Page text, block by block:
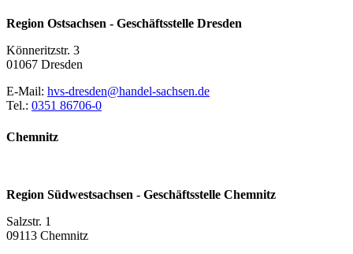
Region Ostsachsen - Geschäftsstelle Dresden
Könneritzstr. 3
01067 Dresden
E-Mail: hvs-dresden@handel-sachsen.de
Tel.: 0351 86706-0
Chemnitz
Region Südwestsachsen - Geschäftsstelle Chemnitz
Salzstr. 1
09113 Chemnitz